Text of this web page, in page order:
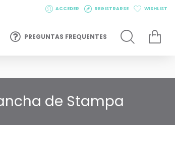
ACCEDER REGISTRARSE WISHLIST
PREGUNTAS FREQUENTES
de Stampa